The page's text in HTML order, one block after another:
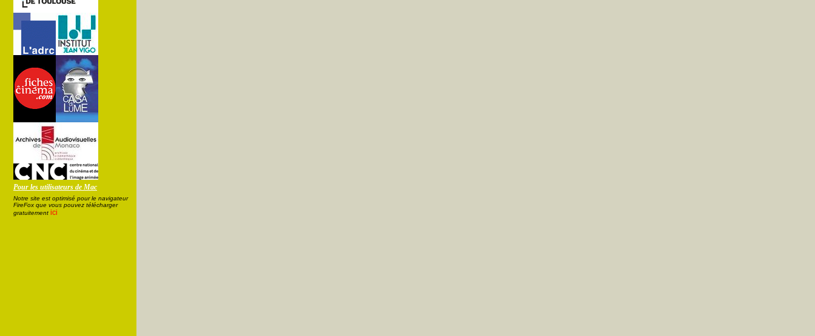
Pour les utilisateurs de Mac
Notre site est optimisé pour le navigateur
FireFox que vous pouvez télécharger
gratuitement ici